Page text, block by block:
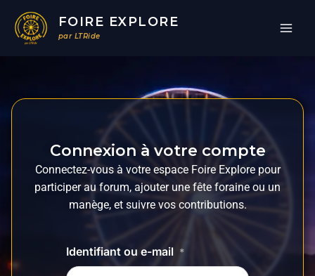
contenu
FOIRE EXPLORE
par LTRide
Connexion à votre compte
Connectez-vous à votre espace Foire Explore pour
participer au forum, ajouter une fête foraine ou un
manège, et suivre vos contributions.
Identifiant ou e-mail *